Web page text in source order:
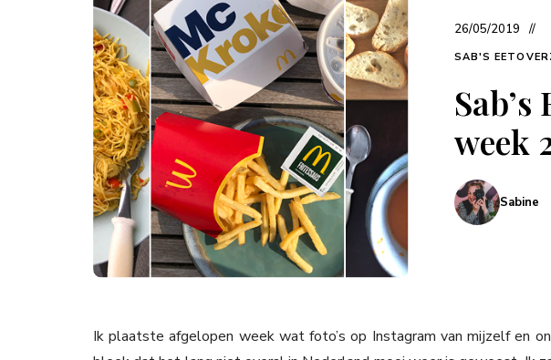
26/05/2019
SAB'S
week
Sabine
Ik plaatste afgelopen week wat foto’s op Instagram van mijzelf en